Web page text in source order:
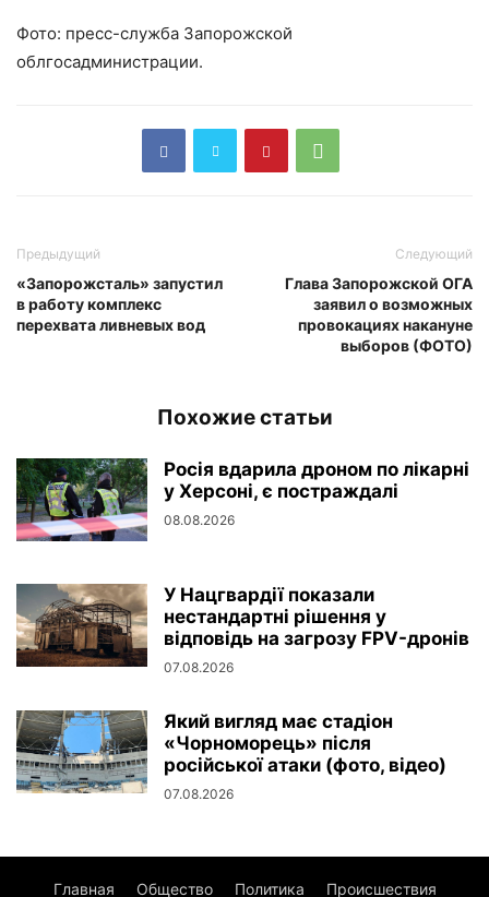
Фото: пресс-служба Запорожской
облгосадминистрации.
Предыдущий
«Запорожсталь» запустил
в работу комплекс
перехвата ливневых вод
Следующий
Глава Запорожской ОГА
заявил о возможных
провокациях накануне
выборов (ФОТО)
Похожие статьи
Росія вдарила дроном по лікарні
у Херсоні, є постраждалі
08.08.2026
У Нацгвардії показали
нестандартні рішення у
відповідь на загрозу FPV-дронів
07.08.2026
Який вигляд має стадіон
«Чорноморець» після
російської атаки (фото, відео)
07.08.2026
Главная Общество Политика Происшествия